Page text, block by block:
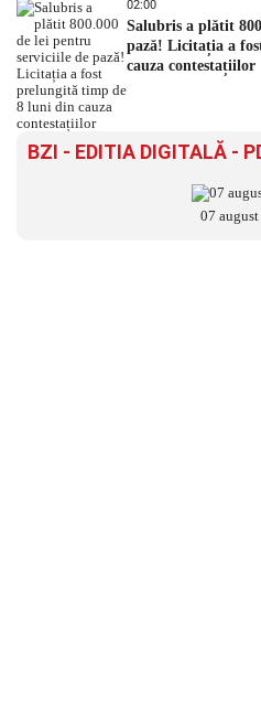
02:00
Salubris a plătit
pază! Licitația a
cauza contestațiilor
BZI - EDITIA DIGITALĂ -
07